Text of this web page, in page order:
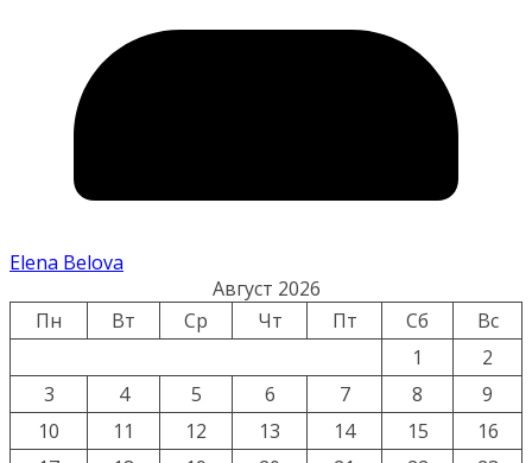
Elena Belova
Август 2026
Пн
Вт Ср Чт Пт Сб
Вс
1
2
3
4 5 6 7 8
9
10
11 12 13 14 15
16